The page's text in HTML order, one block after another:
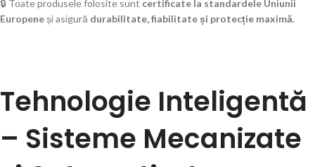
🔒 Toate produsele folosite sunt certificate la standardele Uniunii
Europeneși asigură durabilitate, fiabilitate și protecție maximă.
Tehnologie Inteligentă
– Sisteme Mecanizate